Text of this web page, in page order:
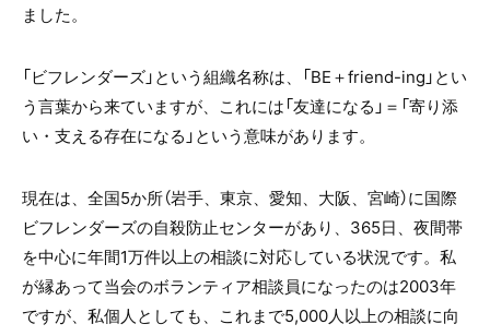
ました。
「ビフレンダーズ」という組織名称は、「BE＋friend-ing」とい
う言葉から来ていますが、これには「友達になる」＝「寄り添
い・支える存在になる」という意味があります。
現在は、全国5か所（岩手、東京、愛知、大阪、宮崎）に国際
ビフレンダーズの自殺防止センターがあり、365日、夜間帯
を中心に年間1万件以上の相談に対応している状況です。私
が縁あって当会のボランティア相談員になったのは2003年
ですが、私個人としても、これまで5,000人以上の相談に向